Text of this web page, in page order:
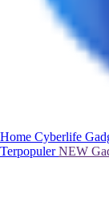
Home Cyberlife
TerpopulerNEW